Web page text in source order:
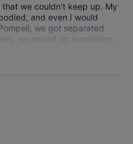
we couldn't keep up. My
and even I would
we got separated
so ended up wandering